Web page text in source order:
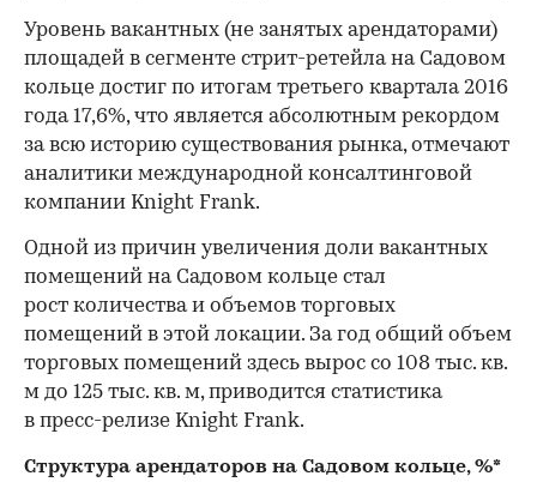
Уровень вакантных (не занятых арендаторами)
площадей в сегменте стрит-ретейла на Садовом
кольце достиг по итогам третьего квартала 2016
года 17,6%, что является абсолютным рекордом
за всю историю существования рынка, отмечают
аналитики международной консалтинговой
компании Knight Frank.
Одной из причин увеличения доли вакантных
помещений на Садовом кольце стал
рост количества и объемов торговых
помещений в этой локации. За год общий объем
торговых помещений здесь вырос со 108 тыс. кв.
м до 125 тыс. кв. м, приводится статистика
в пресс-релизе Knight Frank.
Структура арендаторов на Садовом кольце, %*